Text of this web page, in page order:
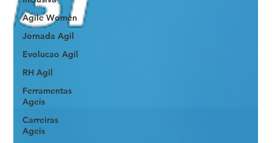
Agile Women
Jornada Agil
Evolucao Agil
RH Agil
Ferramentas
Ageis
Carreiras
Ageis